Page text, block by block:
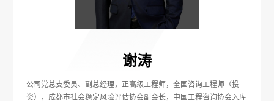
谢涛
公司党总支委员、副总经理，正高级工程师，全国咨询工程师（投
资），成都市社会稳定风险评估协会副会长，中国工程咨询协会入库